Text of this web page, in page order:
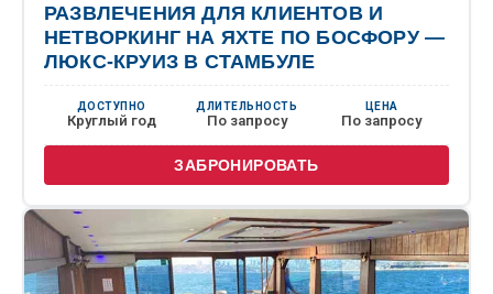
РАЗВЛЕЧЕНИЯ ДЛЯ КЛИЕНТОВ И
НЕТВОРКИНГ НА ЯХТЕ ПО БОСФОРУ —
ЛЮКС-КРУИЗ В СТАМБУЛЕ
ДОСТУПНО
Круглый год
ДЛИТЕЛЬНОСТЬ
По запросу
ЦЕНА
По запросу
ЗАБРОНИРОВАТЬ